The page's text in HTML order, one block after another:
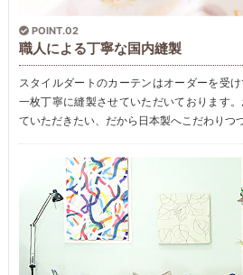
POINT.02
職人による丁寧な国内縫製
スタイルダートのカーテンはオーダーを受
一枚丁寧に縫製させていただいております
ていただきたい、だから日本製へこだわりつ